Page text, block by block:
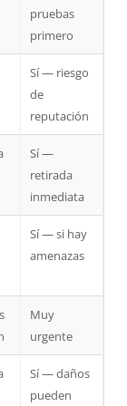
pruebas
primero
Sí — riesgo
de
reputación
Sí —
retirada
inmediata
Sí — si hay
amenazas
Muy
urgente
Sí — daños
pueden